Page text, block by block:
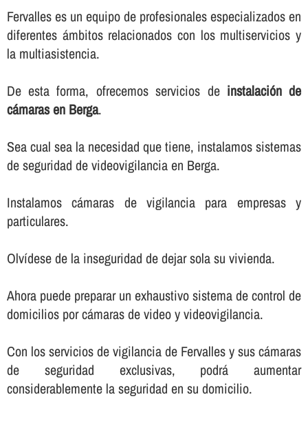
Fervalles es un equipo de profesionales especializados en
diferentes ámbitos relacionados con los multiservicios y
la multiasistencia.
De esta forma, ofrecemos servicios de instalación de
cámaras en Berga.
Sea cual sea la necesidad que tiene, instalamos sistemas
de seguridad de videovigilancia en Berga.
Instalamos cámaras de vigilancia para empresas y
particulares.
Olví­dese de la inseguridad de dejar sola su vivienda.
Ahora puede preparar un exhaustivo sistema de control de
domicilios por cámaras de video y videovigilancia.
Con los servicios de vigilancia de Fervalles y sus cámaras
de seguridad exclusivas, podrá aumentar
considerablemente la seguridad en su domicilio.